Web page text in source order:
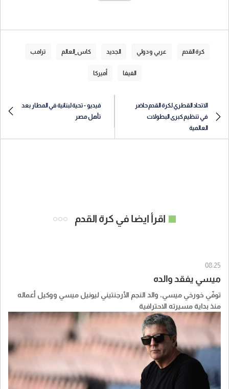
كرة القدم عربي و دولي الجديد كاس_العالم ترامب
الفيفا أميركا
الاتحاد القطري لكرة القدم حاضر
في تنظيم كبرى البطولات
العالمية
فيديو - تحية لبنانية في المطار بعد
تأهل مصر
اقرأ ايضا في كرة القدم
08:25
ميسي يفقد والده
توفّي خورخي ميسي، والد النجم الأرجنتيني ليونيل ميسي ووكيل أعماله
منذ بداية مسيرته الاحترافية